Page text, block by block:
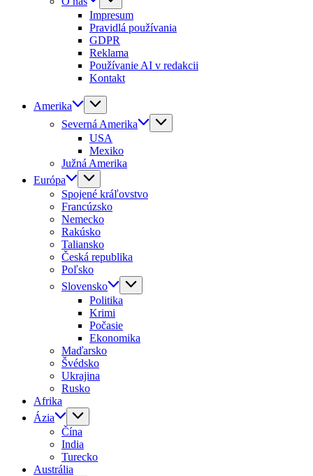
Impresum
Pravidlá používania
GDPR
Reklama
Používanie AI v redakcii
Kontakt
Amerika
Severná Amerika
USA
Mexiko
Južná Amerika
Európa
Spojené kráľovstvo
Francúzsko
Nemecko
Rakúsko
Taliansko
Česká republika
Poľsko
Slovensko
Politika
Krimi
Počasie
Ekonomika
Maďarsko
Švédsko
Ukrajina
Rusko
Afrika
Ázia
Čína
India
Turecko
Austrália